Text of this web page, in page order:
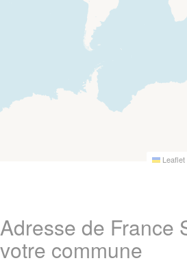
Leaflet
Adresse de France
votre commune